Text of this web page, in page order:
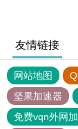
友情链接
网站地图
坚果加速器
免费vqn外网